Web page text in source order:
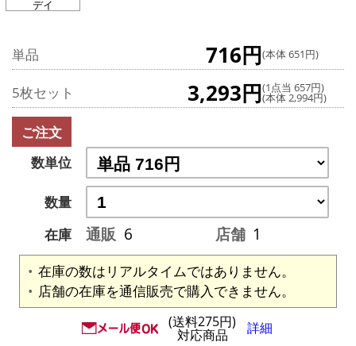
デイ
単品 716円(本体 651円)
5枚セット 3,293円(1点当 657円)
(本体 2,994円)
ご注文
数単位
数量
在庫
通販 6 店舗 1
在庫の数はリアルタイムではありません。
店舗の在庫を通信販売で購入できません。
(送料275円)
対応商品 詳細